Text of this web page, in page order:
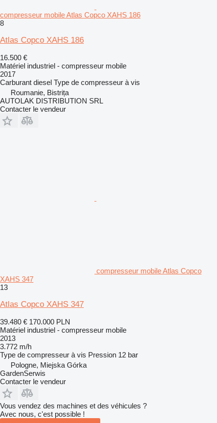
compresseur mobile Atlas Copco XAHS 186
8
Atlas Copco XAHS 186
16.500 €
Matériel industriel - compresseur mobile
2017
Carburant diesel Type de compresseur à vis
Roumanie, Bistrița
AUTOLAK DISTRIBUTION SRL
Contacter le vendeur
compresseur mobile Atlas Copco
XAHS 347
13
Atlas Copco XAHS 347
39.480 € 170.000 PLN
Matériel industriel - compresseur mobile
2013
3.772 m/h
Type de compresseur à vis Pression 12 bar
Pologne, Miejska Górka
GardenSerwis
Contacter le vendeur
Vous vendez des machines et des véhicules ?
Avec nous, c'est possible !